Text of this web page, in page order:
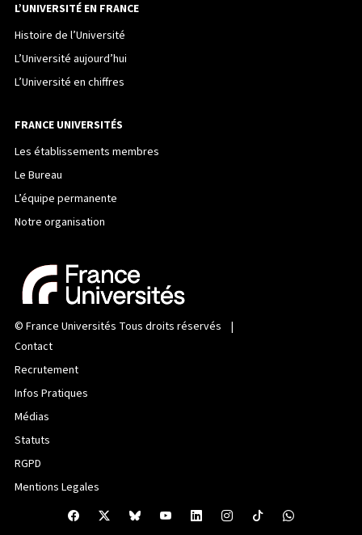
L’UNIVERSITÉ EN FRANCE
Histoire de l’Université
L’Université aujourd’hui
L’Université en chiffres
FRANCE UNIVERSITÉS
Les établissements membres
Le Bureau
L’équipe permanente
Notre organisation
© France Universités Tous droits réservés |
Contact
Recrutement
Infos Pratiques
Médias
Statuts
RGPD
Mentions Legales